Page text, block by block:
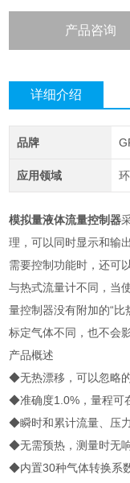
产品咨询
详细介绍
品牌
应用领域
模拟量液体流量控制器
理，可以同时显示和输
需要控制功能时，还可
与热式流量计不同，当
量控制器没有附加的“
标定气体不同，也不会
产品概述
◆无热漂移，可以忽略
◆准确度1.0%，量程可
◆瞬时和累计流量、压
◆无需预热，测量时无
◆内置30种气体转换系